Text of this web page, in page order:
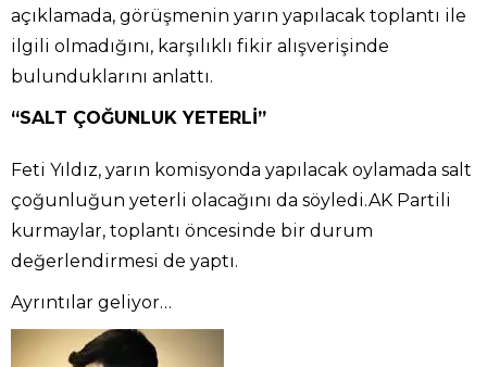
açıklamada, görüşmenin yarın yapılacak toplantı ile
ilgili olmadığını, karşılıklı fikir alışverişinde
bulunduklarını anlattı.
“SALT ÇOĞUNLUK YETERLİ”
Feti Yıldız, yarın komisyonda yapılacak oylamada salt
çoğunluğun yeterli olacağını da söyledi.AK Partili
kurmaylar, toplantı öncesinde bir durum
değerlendirmesi de yaptı.
Ayrıntılar geliyor…